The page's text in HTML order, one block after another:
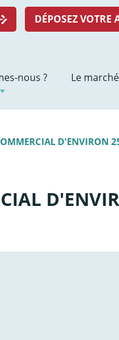
DÉPOSEZ VOTRE
nous ? Le
D'ENVIRON